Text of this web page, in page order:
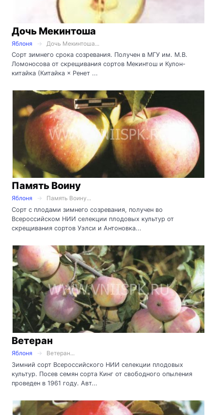
Дочь Мекинтоша
Яблоня
Дочь Мекинтоша...
Сорт зимнего срока созревания. Получен в МГУ им. М.В.
Ломоносова от скрещивания сортов Мекинтош и Кулон-
китайка (Китайка × Ренет ...
Память Воину
Яблоня
Память Воину...
Cорт с плодами зимнего созревания, получен во
Всероссийском НИИ селекции плодовых культур от
скрещивания сортов Уэлси и Антоновка...
Ветеран
Яблоня
Ветеран...
Зимний сорт Всероссийского НИИ селекции плодовых
культур. Посев семян сорта Кинг от свободного опыления
проведен в 1961 году. Авт...